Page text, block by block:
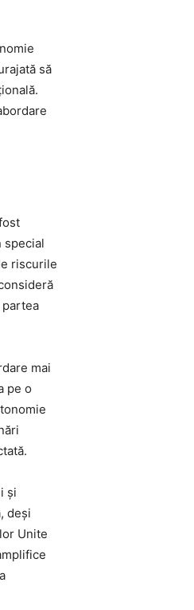
să
special
riscurile
mai
pe o
și
deși
Unite